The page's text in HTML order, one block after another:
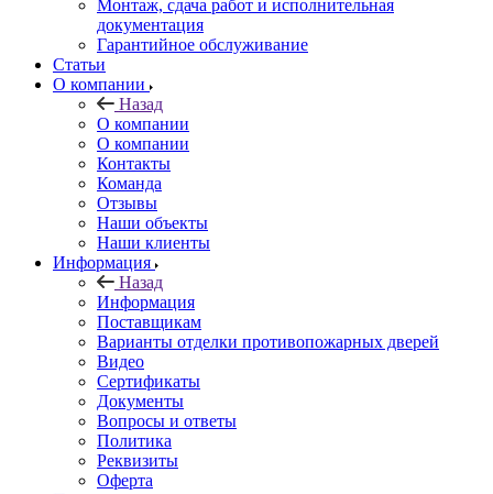
Монтаж, сдача работ и исполнительная
документация
Гарантийное обслуживание
Статьи
О компании
Назад
О компании
О компании
Контакты
Команда
Отзывы
Наши объекты
Наши клиенты
Информация
Назад
Информация
Поставщикам
Варианты отделки противопожарных дверей
Видео
Сертификаты
Документы
Вопросы и ответы
Политика
Реквизиты
Оферта